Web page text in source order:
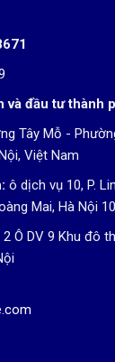
và đầu tư thành
Tây Mỗ -
Việt Nam
ô dịch vụ 10, P.
Mai, Hà Nội
Ô DV 9 Khu đô